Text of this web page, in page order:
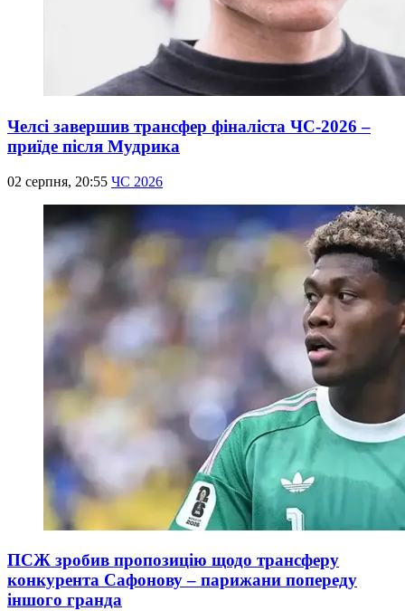
Челсі завершив трансфер фіналіста ЧС-2026 –
приїде після Мудрика
02 серпня, 20:55 ЧС 2026
ПСЖ зробив пропозицію щодо трансферу
конкурента Сафонову – парижани попереду
іншого гранда